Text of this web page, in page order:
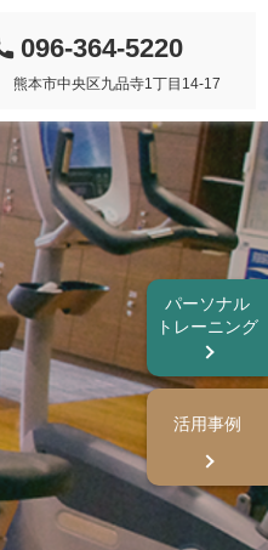
096-364-5220
熊本市中央区九品寺1丁目14-17
パーソナル
トレーニング
活用事例